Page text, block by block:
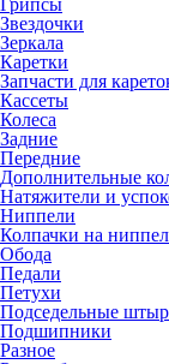
Грипсы
Звездочки
Зеркала
Каретки
Запчасти для
Кассеты
Колеса
Задние
Передние
Дополнительные
Натяжители и
Ниппели
Колпачки на
Обода
Педали
Петухи
Подседельные
Подшипники
Разное